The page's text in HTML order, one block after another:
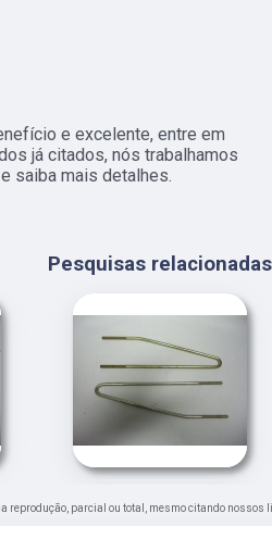
e excelente, entre em
já citados, nós trabalhamos
saiba mais detalhes.
Pesquisas relacionadas
reprodução, parcial ou total, mesmo citando